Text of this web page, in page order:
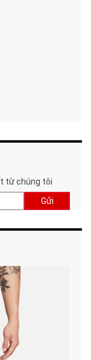
từ chúng tôi
Gửi